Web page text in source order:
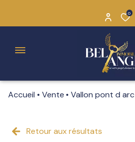
0
Ange
Annuelles
Accueil Vente Vallon pont d arc
Retour aux résultats